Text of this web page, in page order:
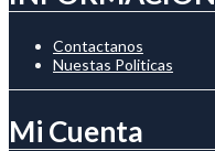
Contactanos
Nuestas Politicas
Mi Cuenta